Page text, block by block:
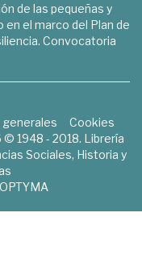
de las pequeñas y
el marco del Plan de
Convocatoria
Cookies
© 1948 - 2018. Librería
Sociales, Historia y
OPTYMA